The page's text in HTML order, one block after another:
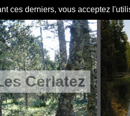
ces derniers, vous acceptez
Cerlatez